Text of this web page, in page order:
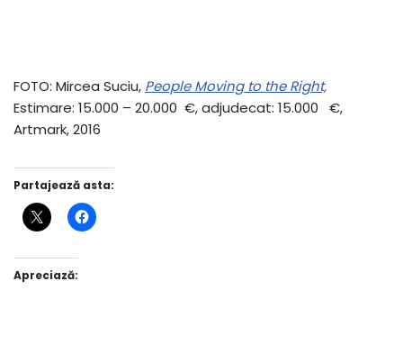
FOTO: Mircea Suciu, People Moving to the Right,
Estimare: 15.000 – 20.000 €, adjudecat: 15.000 €,
Artmark, 2016
Partajează asta:
Apreciază: